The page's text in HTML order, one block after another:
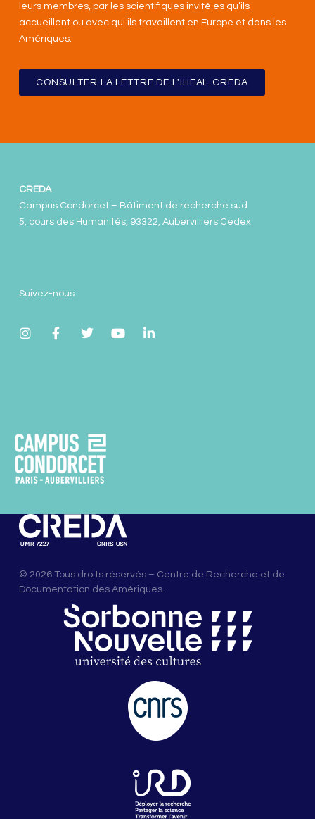
leurs membres, par les scientifiques invité.es qu’ils
accueillent ou avec qui ils travaillent en Europe et dans les
Amériques.
CONSULTER LA LETTRE DE L'IHEAL-CREDA
© 2026 Tous droits réservés – Centre de Recherche et de
Documentation des Amériques.
CREDA
Campus Condorcet – Bâtiment de recherche sud
5, cours des Humanités, 93322, Aubervilliers Cedex
Suivez-nous